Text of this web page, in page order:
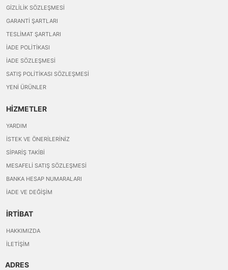
GIZLILIK SÖZLEŞMESI
GARANTI ŞARTLARI
TESLIMAT ŞARTLARI
İADE POLITIKASI
İADE SÖZLEŞMESI
SATIŞ POLITIKASI SÖZLEŞMESI
YENI ÜRÜNLER
HİZMETLER
YARDIM
İSTEK VE ÖNERILERINIZ
SIPARIŞ TAKIBI
MESAFELI SATIŞ SÖZLEŞMESI
BANKA HESAP NUMARALARI
İADE VE DEĞIŞIM
İRTİBAT
HAKKIMIZDA
İLETIŞIM
ADRES